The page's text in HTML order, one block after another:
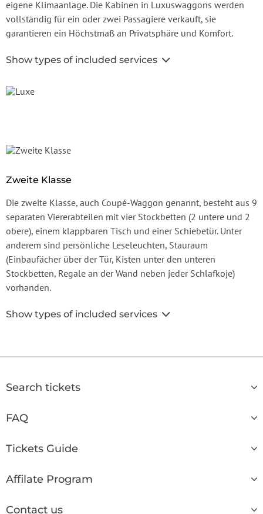
eigene Klimaanlage. Die Kabinen in Luxuswaggons werden
vollständig für ein oder zwei Passagiere verkauft, sie
garantieren ein Höchstmaß an Privatsphäre und Komfort.
Show types of included services
Zweite Klasse
Die zweite Klasse, auch Coupé-Waggon genannt, besteht aus 9
separaten Viererabteilen mit vier Stockbetten (2 untere und 2
obere), einem klappbaren Tisch und einer Schiebetür. Unter
anderem sind persönliche Leseleuchten, Stauraum
(Einbaufächer über der Tür, Kisten unter den unteren
Stockbetten, Regale an der Wand neben jeder Schlafkoje)
vorhanden.
Show types of included services
Search tickets
FAQ
Tickets Guide
Affilate Program
Contact us